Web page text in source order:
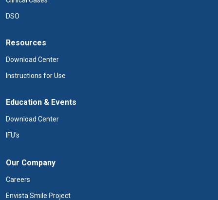
DSO
Resources
Download Center
Instructions for Use
Education & Events
Download Center
IFU's
Our Company
Careers
Envista Smile Project